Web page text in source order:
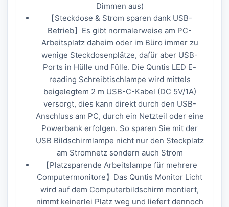
Dimmen aus)
【Steckdose & Strom sparen dank USB-
Betrieb】Es gibt normalerweise am PC-
Arbeitsplatz daheim oder im Büro immer zu
wenige Steckdosenplätze, dafür aber USB-
Ports in Hülle und Fülle. Die Quntis LED E-
reading Schreibtischlampe wird mittels
beigelegtem 2 m USB-C-Kabel (DC 5V/1A)
versorgt, dies kann direkt durch den USB-
Anschluss am PC, durch ein Netzteil oder eine
Powerbank erfolgen. So sparen Sie mit der
USB Bildschirmlampe nicht nur den Steckplatz
am Stromnetz sondern auch Strom
【Platzsparende Arbeitslampe für mehrere
Computermonitore】Das Quntis Monitor Licht
wird auf dem Computerbildschirm montiert,
nimmt keinerlei Platz weg und liefert dennoch